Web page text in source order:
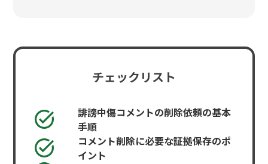
チェックリスト
誹謗中傷コメントの削除依頼の基本
手順
コメント削除に必要な証拠保存のポ
イント